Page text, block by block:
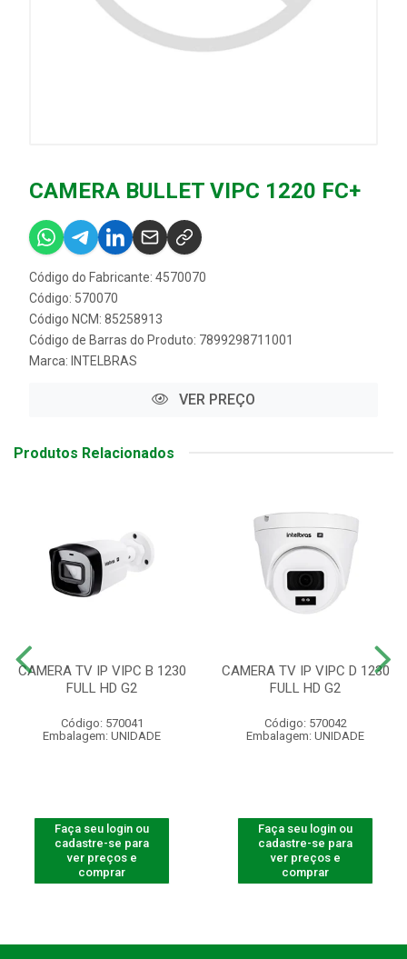
CAMERA BULLET VIPC 1220 FC+
Código do Fabricante: 4570070
Código: 570070
Código NCM: 85258913
Código de Barras do Produto: 7899298711001
Marca: INTELBRAS
VER PREÇO
Produtos Relacionados
CAMERA TV IP VIPC B 1230
FULL HD G2
Código: 570041
Embalagem: UNIDADE
Faça seu login ou
cadastre-se para
ver preços e
comprar
CAMERA TV IP VIPC D 1230
FULL HD G2
Código: 570042
Embalagem: UNIDADE
Faça seu login ou
cadastre-se para
ver preços e
comprar